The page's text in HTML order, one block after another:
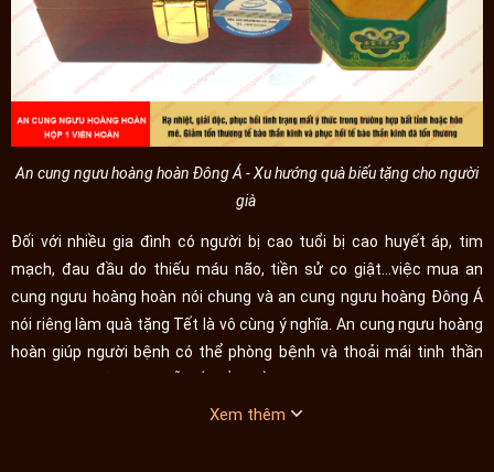
An cung ngưu hoàng hoàn Đông Á - Xu hướng quà biếu tặng cho người
già
Đối với nhiều gia đình có người bị cao tuổi bị cao huyết áp, tim
mạch, đau đầu do thiếu máu não, tiền sử co giật…việc mua an
cung ngưu hoàng hoàn nói chung và an cung ngưu hoàng Đông Á
nói riêng làm quà tặng Tết là vô cùng ý nghĩa. An cung ngưu hoàng
hoàn giúp người bệnh có thể phòng bệnh và thoải mái tinh thần
hơn trong những ngày lễ Tết cổ truyền này.
Người lớn tuổi thường kéo theo các vấn đề như sức đề kháng giảm
Xem thêm